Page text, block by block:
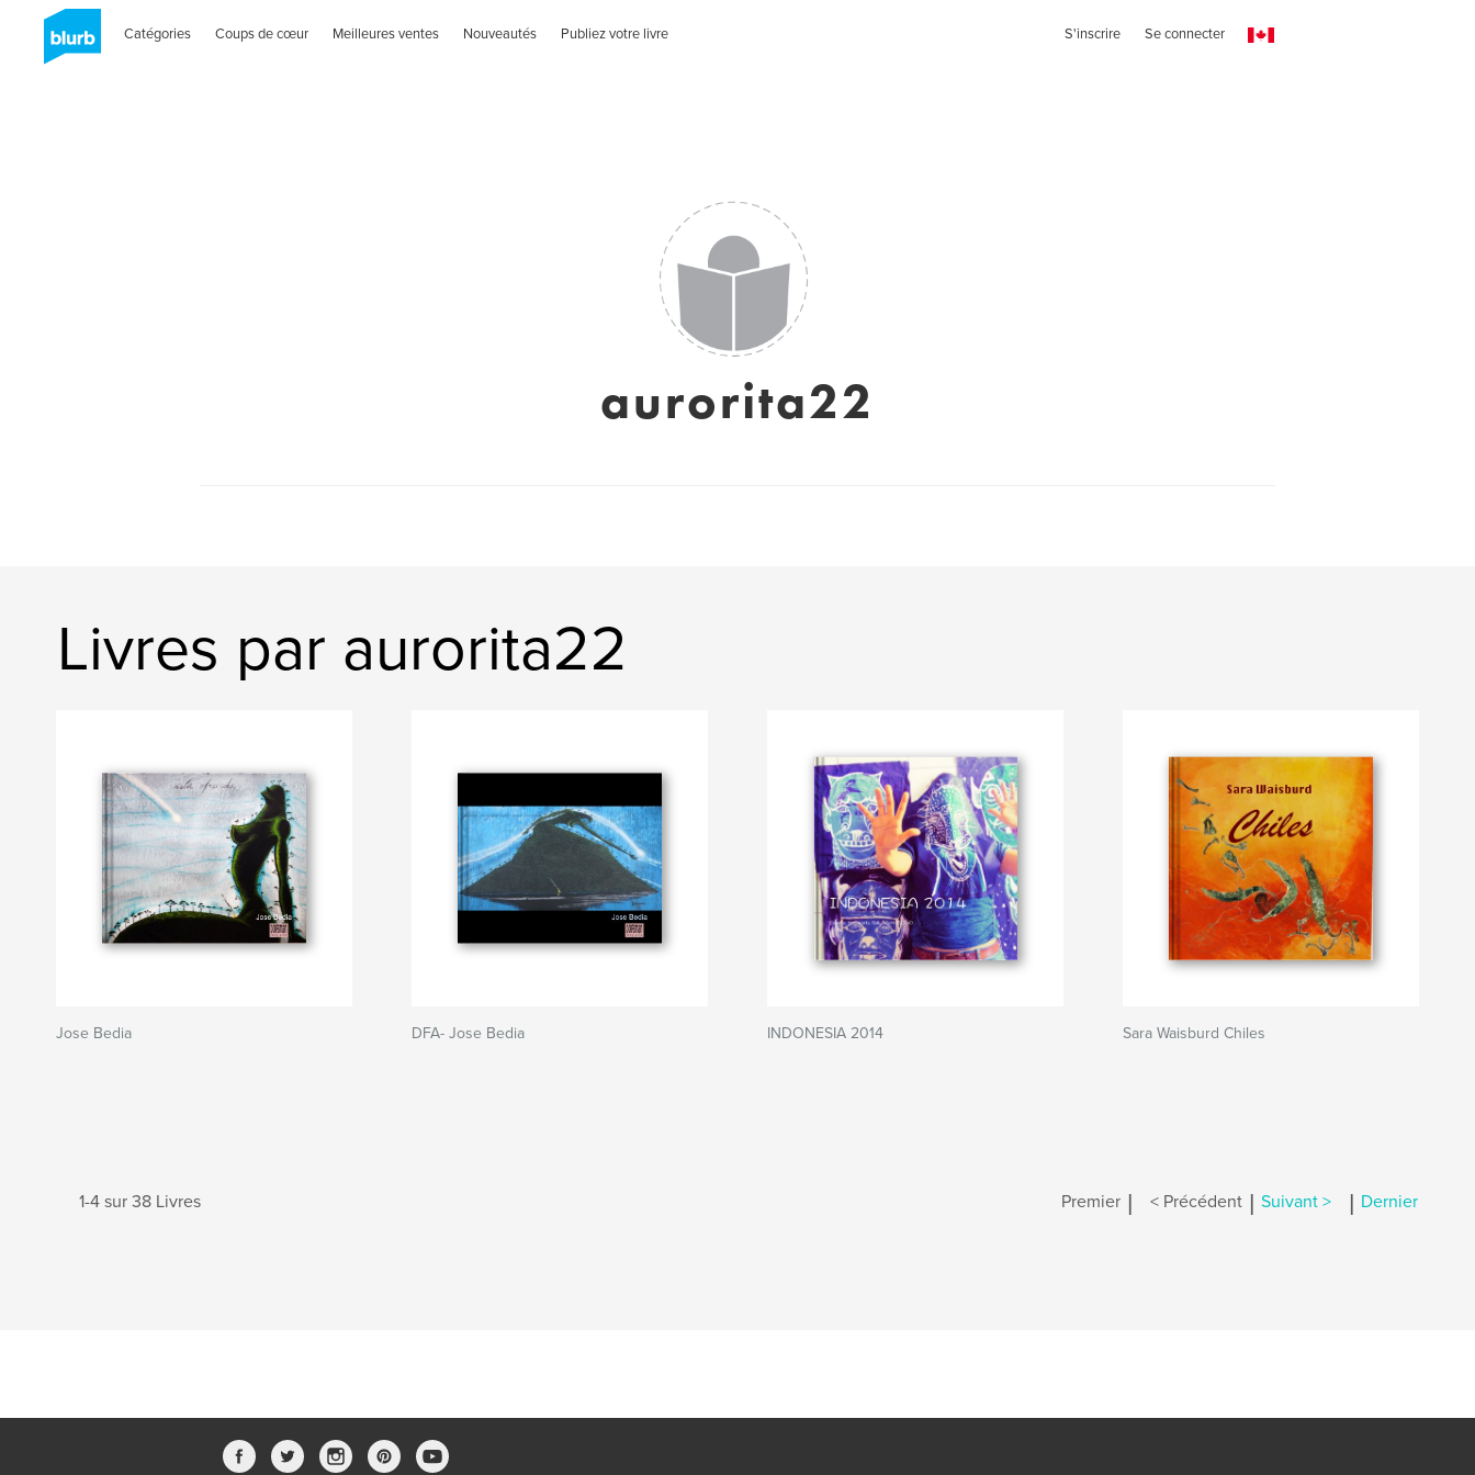
Catégories Coups de cœur Meilleures ventes Nouveautés Publiez votre livre S'inscrire Se connecter
aurorita22
Livres par aurorita22
Jose Bedia DFA- Jose Bedia INDONESIA 2014 Sara Waisburd Chiles
1-4 sur 38 Livres Premier | < Précédent | Suivant > | Dernier